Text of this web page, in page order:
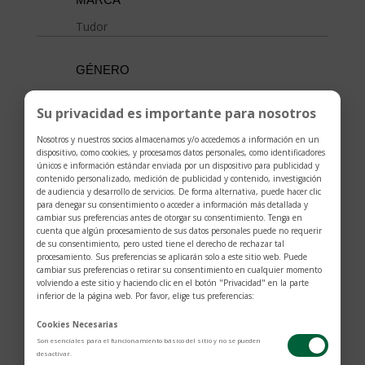
Tudor
GÉNERO
MOVIMIENTO
Movimiento automático con rotor bidireccional
MATERIAL
Acero
Zafiro abombado
Su privacidad es importante para nosotros
Nosotros y nuestros socios almacenamos y/o accedemos a información en un
dispositivo, como cookies, y procesamos datos personales, como identificadores
únicos e información estándar enviada por un dispositivo para publicidad y
contenido personalizado, medición de publicidad y contenido, investigación
de audiencia y desarrollo de servicios. De forma alternativa, puede hacer clic
para denegar su consentimiento o acceder a información más detallada y
cambiar sus preferencias antes de otorgar su consentimiento. Tenga en
cuenta que algún procesamiento de sus datos personales puede no requerir
de su consentimiento, pero usted tiene el derecho de rechazar tal
procesamiento. Sus preferencias se aplicarán solo a este sitio web. Puede
cambiar sus preferencias o retirar su consentimiento en cualquier momento
volviendo a este sitio y haciendo clic en el botón "Privacidad" en la parte
inferior de la página web. Por favor, elige tus preferencias:
Cookies Necesarias
Son esenciales para el funcionamiento básico del sitio y no se pueden
desactivar.